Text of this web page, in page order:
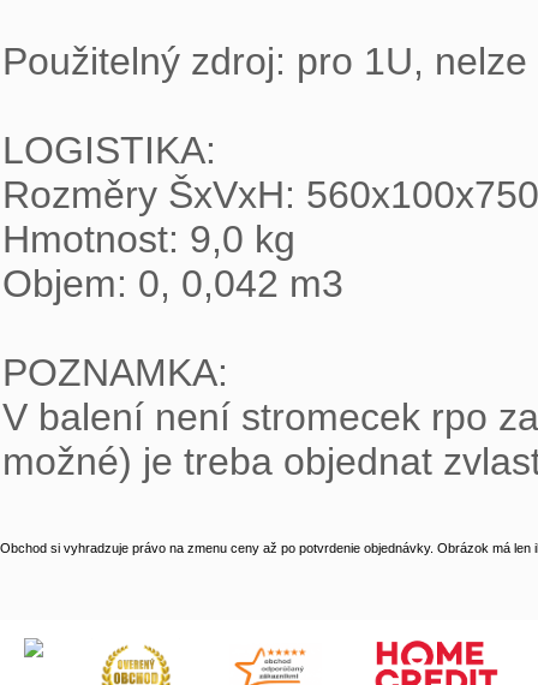
Použitelný zdroj: pro 1U,
LOGISTIKA:
Rozměry ŠxVxH: 560x100x750
Hmotnost: 9,0 kg
Objem: 0, 0,042 m3
POZNAMKA:
V balení není stromecek rpo
možné) je treba objednat
Obchod si vyhradzuje právo na zmenu ceny až po potvrdenie objednávky. Obrázok má len